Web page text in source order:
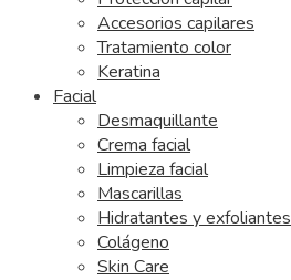
Accesorios capilares
Tratamiento color
Keratina
Facial
Desmaquillante
Crema facial
Limpieza facial
Mascarillas
Hidratantes y exfoliantes
Colágeno
Skin Care